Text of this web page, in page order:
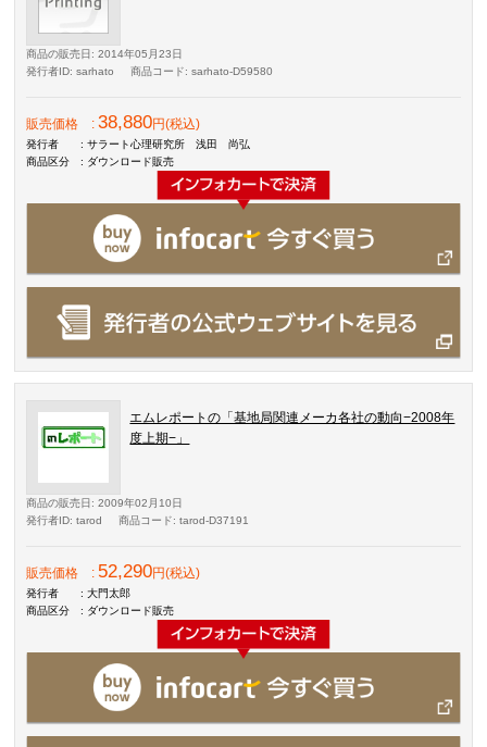
商品の販売日 : 2014年05月23日
発行者ID: sarhato 商品コード: sarhato-D59580
販売価格 :38,880円(税込)
発行者
: サラート心理研究所 浅田 尚弘
商品区分
: ダウンロード販売
エムレポートの「基地局関連メーカ各社の動向−2008年
度上期−」
商品の販売日 : 2009年02月10日
発行者ID: tarod 商品コード: tarod-D37191
販売価格 : 52,290円(税込)
発行者
: 大門太郎
商品区分
: ダウンロード販売